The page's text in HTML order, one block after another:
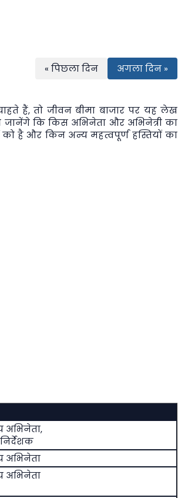
« पिछला दिन अगला दिन »
हैं, तो जीवन बीमा बाजारपर यह लेख
कि किस अभिनेता और अभिनेत्री का
है और किन अन्य महत्वपूर्ण हस्तियों का
अभिनेता,
अभिनेता
अभिनेता